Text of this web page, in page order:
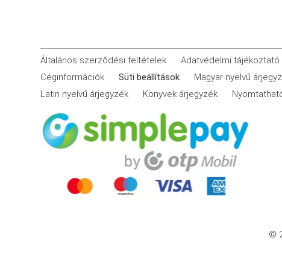
Általános szerződési feltételek Adatvédelmi tájékoztató
Céginformációk
Süti beállítások
Magyar nyelvű
Latin nyelvű árjegyzék
Könyvek árjegyzék
©